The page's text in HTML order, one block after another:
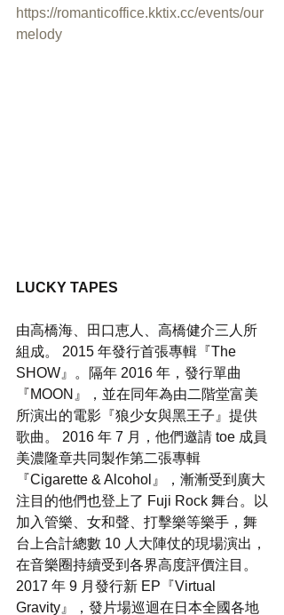
https://romanticoffice.kktix.cc/events/our
melody
LUCKY TAPES
由高橋海、田口恵人、高橋健介三人所
組成。 2015 年發行首張專輯『The
SHOW』。隔年 2016 年，發行單曲
『MOON』，並在同年為由二階堂富美
所演出的電影『狼少女與黑王子』提供
歌曲。 2016 年 7 月，他們邀請 toe 成員
美濃隆章共同製作第二張專輯
『Cigarette & Alcohol』，漸漸受到廣大
注目的他們也登上了 Fuji Rock 舞台。以
加入管樂、女和聲、打擊樂等樂手，舞
台上合計總數 10 人大陣仗的現場演出，
在音樂圈持續受到各界高度評價注目。
2017 年 9 月發行新 EP『Virtual
Gravity』，發片場巡迴在日本全國各地